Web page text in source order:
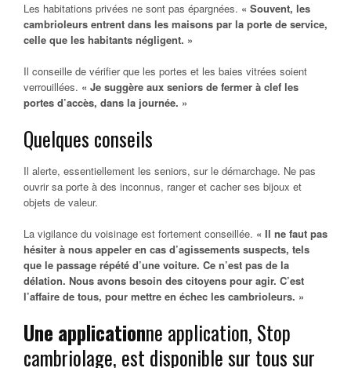
Les habitations privées ne sont pas épargnées. « Souvent, les
cambrioleurs entrent dans les maisons par la porte de service,
celle que les habitants négligent. »
Il conseille de vérifier que les portes et les baies vitrées soient
verrouillées. « Je suggère aux seniors de fermer à clef les
portes d’accès, dans la journée. »
Quelques conseils
Il alerte, essentiellement les seniors, sur le démarchage. Ne pas
ouvrir sa porte à des inconnus, ranger et cacher ses bijoux et
objets de valeur.
La vigilance du voisinage est fortement conseillée. « Il ne faut pas
hésiter à nous appeler en cas d’agissements suspects, tels
que le passage répété d’une voiture. Ce n’est pas de la
délation. Nous avons besoin des citoyens pour agir. C’est
l’affaire de tous, pour mettre en échec les cambrioleurs. »
Une applicationne application, Stop
cambriolage, est disponible sur tous sur